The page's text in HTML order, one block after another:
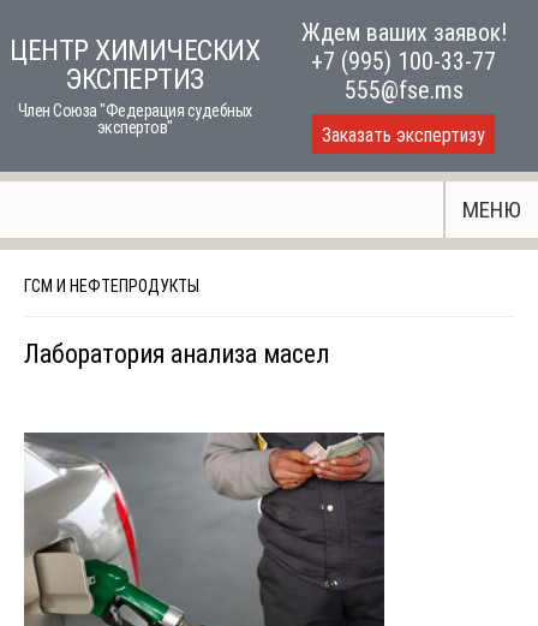
toЦЕНТР ХИМИЧЕСКИХ
ЭКСПЕРТИЗ
Член Союза "Федерация судебных
экспертов"
Ждем ваших заявок!
+7 (995) 100-33-77
555@fse.ms
Заказать экспертизу
МЕНЮ
ГСМ И НЕФТЕПРОДУКТЫ
Лаборатория анализа масел